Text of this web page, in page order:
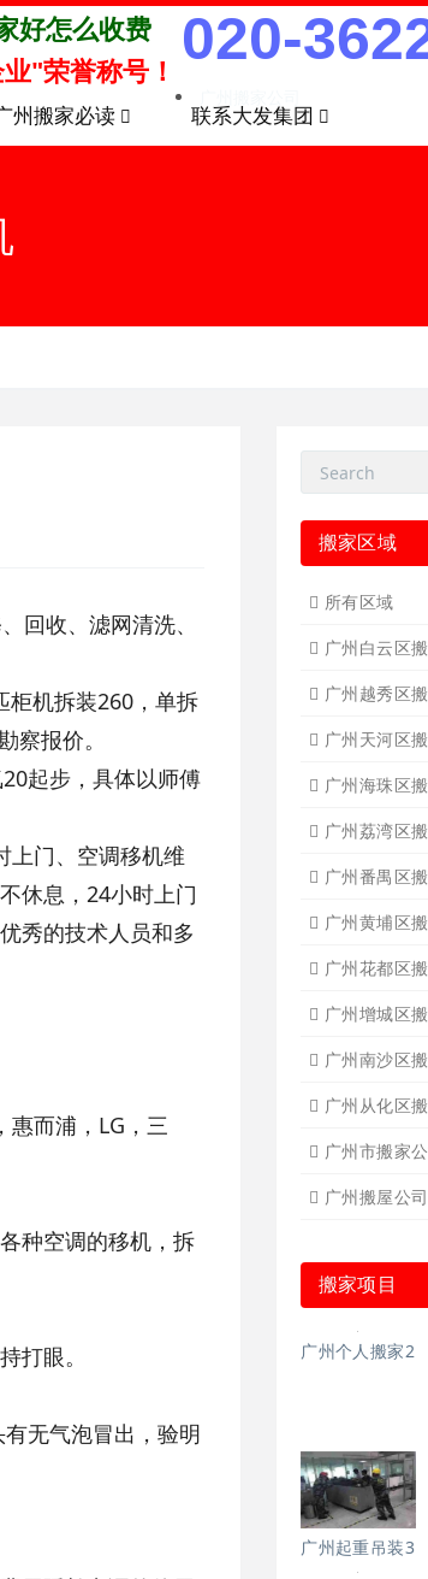
好怎么收费
"荣誉称号！ 020-
州搬家必读 联系大发集团
回收、滤网清洗、
柜机拆装260，单拆
报价。
起步，具体以师傅
上门、空调移机维
休息，24小时上门
秀的技术人员和多
惠而浦，LG，三
种空调的移机，拆
打眼。
无气泡冒出，验明
搬家区域
所有区域
广州白云区
广州越秀区
广州天河区
广州海珠区
广州荔湾区
广州番禺区
广州黄埔区
广州花都区
广州增城区
广州南沙区
广州从化区
广州市搬家
广州搬屋公司
搬家项目
广州个人搬家2
广州起重吊装3